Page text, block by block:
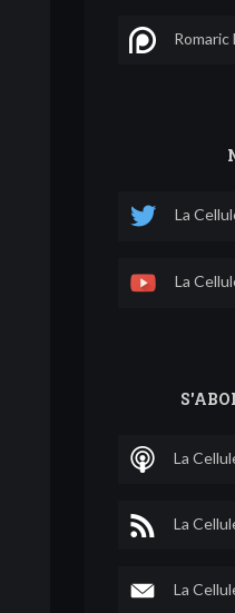
La
La
La
La
La